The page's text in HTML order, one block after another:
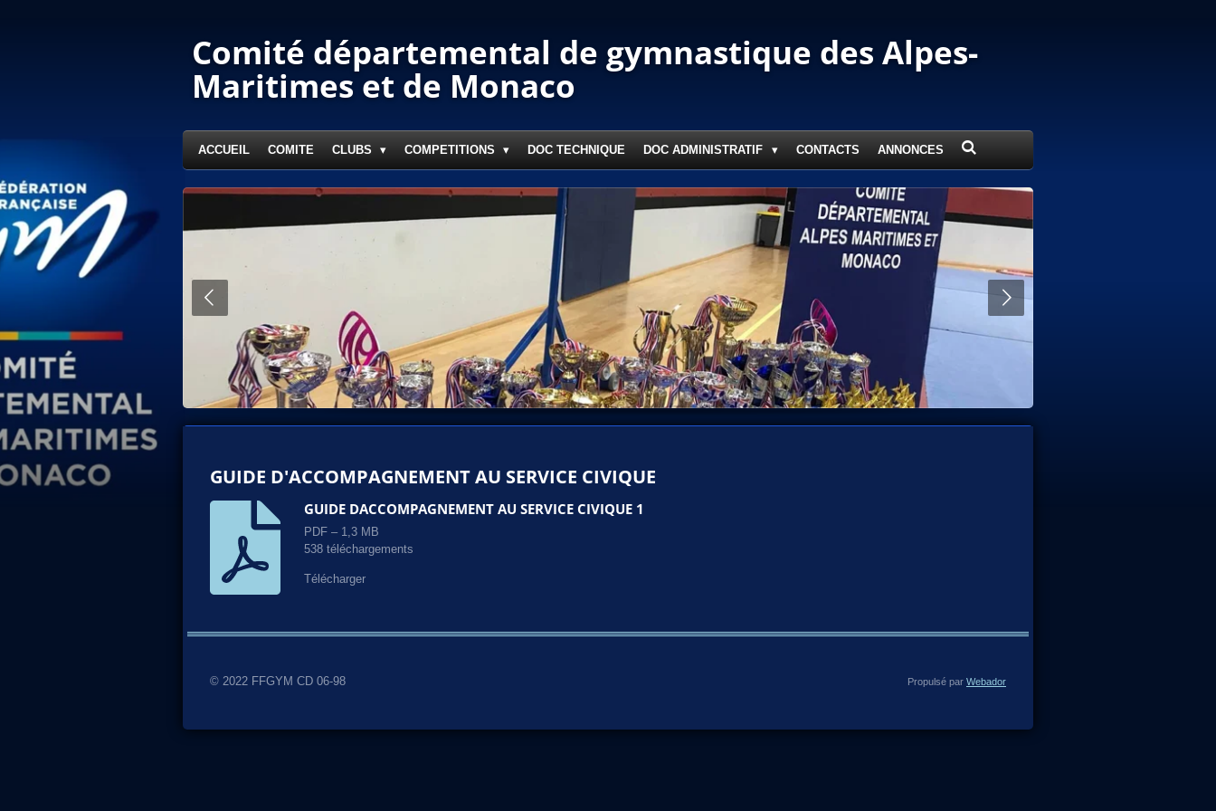
Comité départemental de gymnastique des Alpes-
Maritimes et de Monaco
ACCUEIL COMITE CLUBS COMPETITIONS DOC TECHNIQUE DOC ADMINISTRATIF CONTACTS ANNONCES
GUIDE D'ACCOMPAGNEMENT AU SERVICE CIVIQUE
GUIDE DACCOMPAGNEMENT AU SERVICE CIVIQUE 1
PDF – 1,3 MB
538 téléchargements
Télécharger
© 2022 FFGYM CD 06-98 Propulsé par Webador